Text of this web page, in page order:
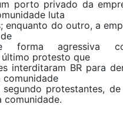
porto privado da
luta
enquanto do outro, a
forma agressiva
protesto que
interditaram BR para
comunidade
protestantes,
comunidade.